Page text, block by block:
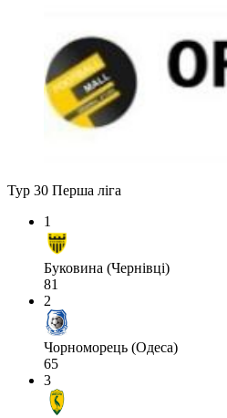
Тур 30 Перша ліга
1
Буковина (Чернівці)
81
2
Чорноморець (Одеса)
65
3